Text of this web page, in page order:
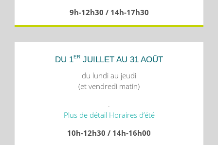
9h-12h30 / 14h-17h30
DU 1ER JUILLET AU 31 AOÛT
du lundi au jeudi
(et vendredi matin)
.
Plus de détail Horaires d’été
10h-12h30 / 14h-16h00